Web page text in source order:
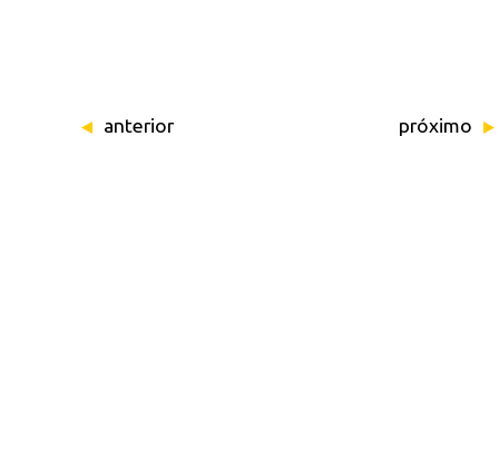
anterior próximo